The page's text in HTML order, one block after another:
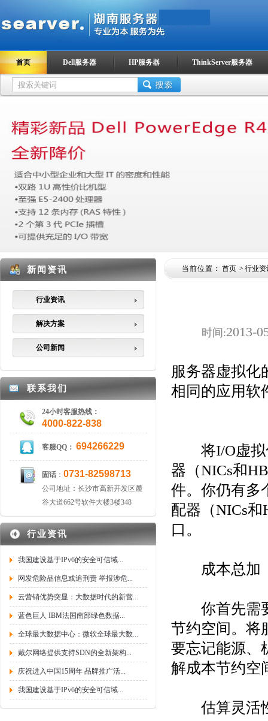
首页 Dell服务器 HP服务器 ThinkServer服务器
当前位置： 首页 > 行业资
时间:2013-
服务器虚拟化
相同的应用软
将I/O虚拟
器（NICs和
件。你仍有多
配器（NICs
口。
成本总加
你首先需要
节约空间。将
要忘记能源、
解成本节约空
估算灵活
新闻资讯
行业资讯
解决方案
公司新闻
联系我们
24小时客服热线：
4000-822-838
客服QQ： 694266229
固话 ：0731-82598713
公司地址：长沙市高新开发区麓
谷大道662号软件大楼3楼348
行业资讯
我国建设基于IPv6的安全可信域...
网发危险品信息或追刑责 举报涉危...
云营销优势突显：大数据时代的新营...
蓝色巨人 IBM法国南部绿色数据...
全球最大数据中心：微软全球最大数...
戴尔网络提供支持SDN的全新架构...
庆祝进入中国15周年 品牌推广活...
我国建设基于IPv6的安全可信域...